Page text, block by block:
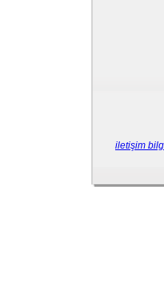
iletişim